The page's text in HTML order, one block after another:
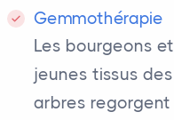
Gemmothérapie
Les bourgeons
jeunes tissus des
arbres regorgent